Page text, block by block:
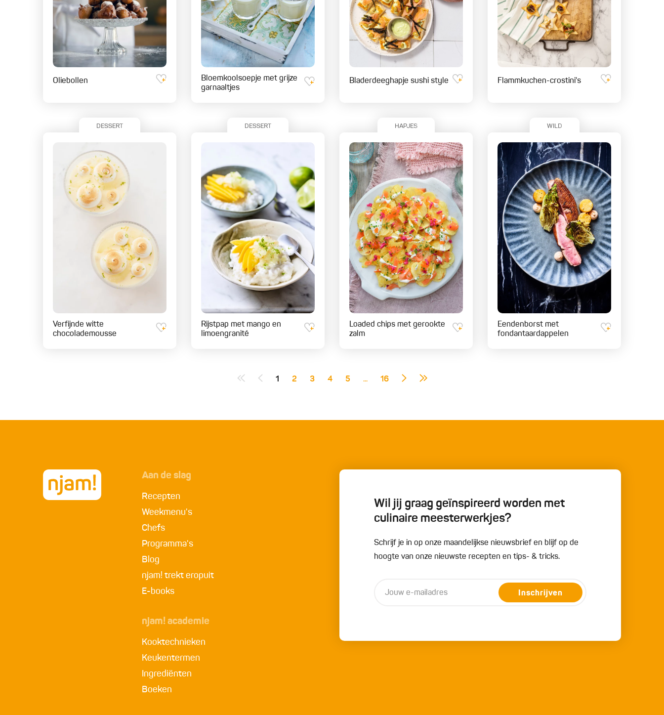
Oliebollen
Bloemkoolsoepje met grijze
garnaaltjes
Bladerdeeghapje sushi style Flammkuchen-crostini's
DESSERT
Verfijnde witte
chocolademousse
DESSERT
Rijstpap met mango en
limoengranité
HAPJES
Loaded chips met gerookte
zalm
WILD
Eendenborst met
fondantaardappelen
1 2 3 4 5 ... 16
Aan de slag
Recepten
Weekmenu's
Chefs
Programma's
Blog
njam! trekt eropuit
E-books
njam! academie
Kooktechnieken
Keukentermen
Ingrediënten
Boeken
Wil jij graag geïnspireerd worden met
culinaire meesterwerkjes?
Schrijf je in op onze maandelijkse nieuwsbrief en blijf op de
hoogte van onze nieuwste recepten en tips- & tricks.
Inschrijven